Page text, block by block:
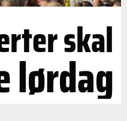
skal
lørdag